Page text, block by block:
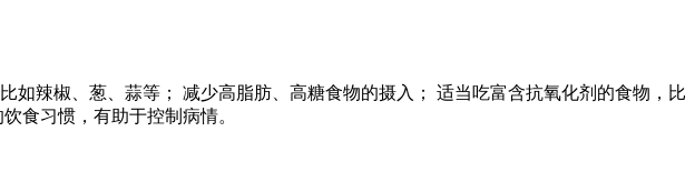
辣椒、葱、蒜等； 减少高脂肪、高糖食物的摄入； 适当吃富含抗氧化剂的食物，比
食习惯，有助于控制病情。